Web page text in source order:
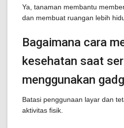
Ya, tanaman membantu
dan membuat ruangan lebih
Bagaimana cara
kesehatan saat
menggunakan
Batasi penggunaan layar dan
aktivitas fisik.